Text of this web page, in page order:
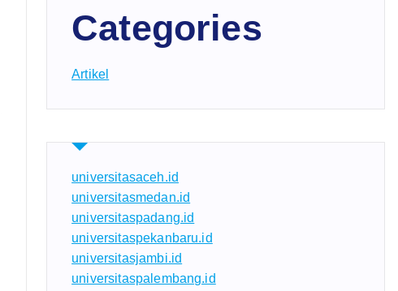
Categories
Artikel
universitasaceh.id
universitasmedan.id
universitaspadang.id
universitaspekanbaru.id
universitasjambi.id
universitaspalembang.id